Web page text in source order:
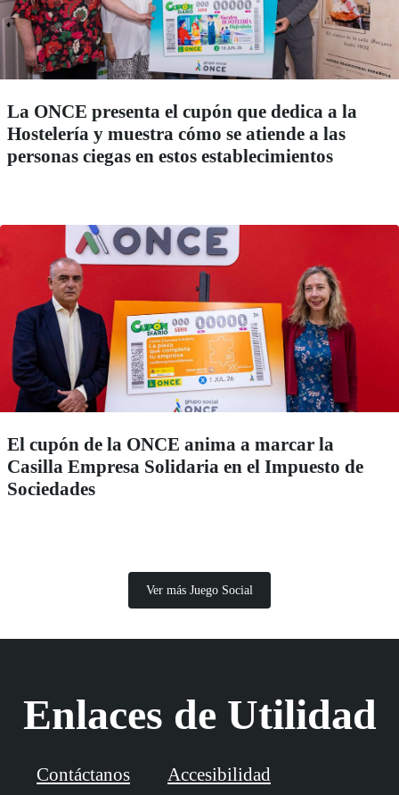
La ONCE presenta el cupón que dedica a la
Hostelería y muestra cómo se atiende a las
personas ciegas en estos establecimientos
El cupón de la ONCE anima a marcar la
Casilla Empresa Solidaria en el Impuesto de
Sociedades
Ver más Juego Social
Enlaces de Utilidad
Contáctanos Accesibilidad